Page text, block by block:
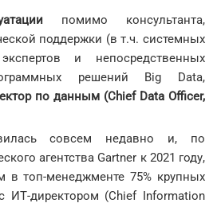
помимо консультанта,
поддержки (в т.ч. системных
и непосредственных
решений Big Data,
по данным (Chief Data Officer,
совсем недавно и, по
агентства Gartner к 2021 году,
в топ-менеджменте 75% крупных
ИТ-директором (Chief Information